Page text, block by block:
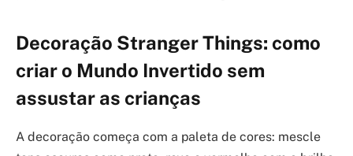
Decoração Stranger Things: como
criar o Mundo Invertido sem
assustar as crianças
A decoração começa com a paleta de cores: mescle